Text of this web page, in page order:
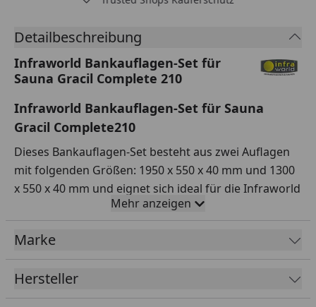
Detailbeschreibung
Infraworld Bankauflagen-Set für
Sauna Gracil Complete 210
Infraworld Bankauflagen-Set für Sauna
Gracil Complete210
Dieses Bankauflagen-Set besteht aus zwei Auflagen
mit folgenden Größen: 1950 x 550 x 40 mm und 1300
x 550 x 40 mm und eignet sich ideal für die Infraworld
Die Bankauflagen bestehen aus einem
antibakteriellen Bezug aus Kunstleder, der
Auflagen sind klappbar, haben einen Reißverschluss
Mehr anzeigen
Marke
Hersteller